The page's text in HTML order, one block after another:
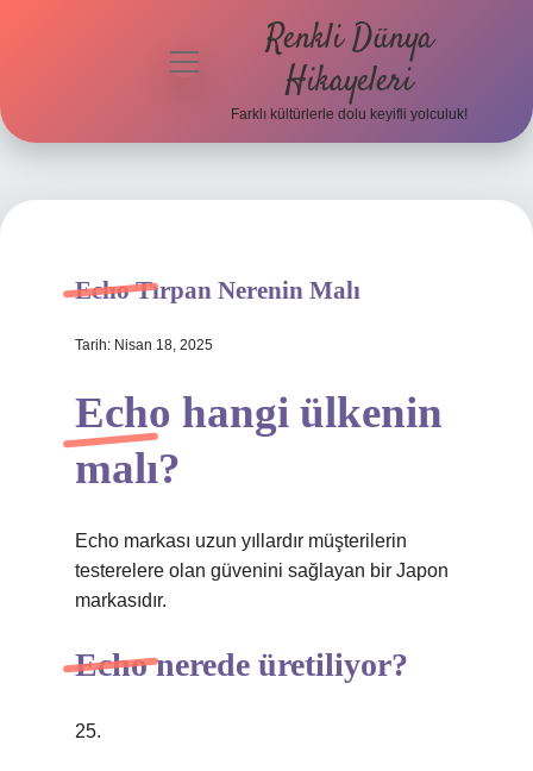
menüyü
Renkli Dünya
Hikayeleri
Farklı kültürlerle dolu keyifli yolculuk!
Echo Tırpan Nerenin Malı
Tarih: Nisan 18, 2025
Echo hangi ülkenin
malı?
Echo markası uzun yıllardır müşterilerin
testerelere olan güvenini sağlayan bir Japon
markasıdır.
Echo nerede üretiliyor?
25.